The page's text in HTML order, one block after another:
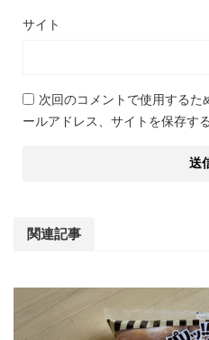
サイト
次回のコメントで使用するた
ールアドレス、サイトを保存する
関連記事